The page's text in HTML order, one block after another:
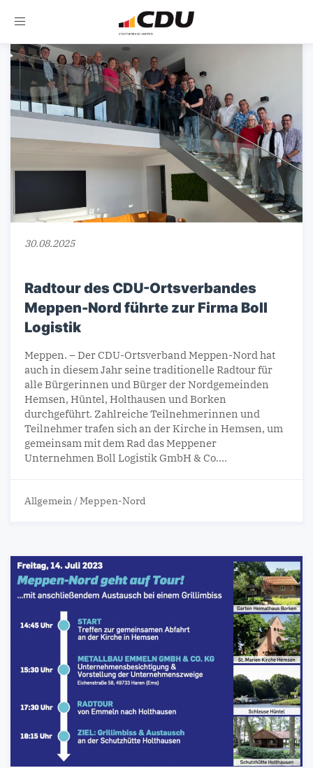
Toggle
30.08.2025
Radtour des CDU-Ortsverbandes
Meppen-Nord führte zur Firma Boll
Logistik
Meppen. – Der CDU-Ortsverband Meppen-Nord hat
auch in diesem Jahr seine traditionelle Radtour für
alle Bürgerinnen und Bürger der Nordgemeinden
Hemsen, Hüntel, Holthausen und Borken
durchgeführt. Zahlreiche Teilnehmerinnen und
Teilnehmer trafen sich an der Kirche in Hemsen, um
gemeinsam mit dem Rad das Meppener
Unternehmen Boll Logistik GmbH & Co.…
Allgemein /Meppen-Nord